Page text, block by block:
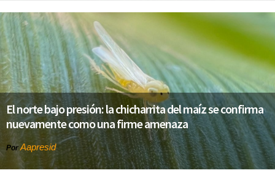
El norte bajo presión: la chicharrita del maíz se confirma
nuevamente como una firme amenaza
PorAapresid